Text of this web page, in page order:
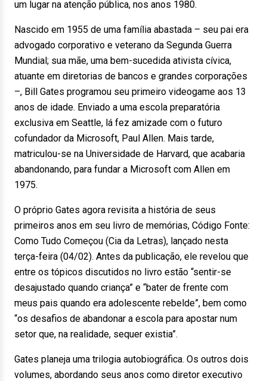
um lugar na atenção pública, nos anos 1980.
Nascido em 1955 de uma família abastada – seu pai era
advogado corporativo e veterano da Segunda Guerra
Mundial; sua mãe, uma bem-sucedida ativista cívica,
atuante em diretorias de bancos e grandes corporações
–, Bill Gates programou seu primeiro videogame aos 13
anos de idade. Enviado a uma escola preparatória
exclusiva em Seattle, lá fez amizade com o futuro
cofundador da Microsoft, Paul Allen. Mais tarde,
matriculou-se na Universidade de Harvard, que acabaria
abandonando, para fundar a Microsoft com Allen em
1975.
O próprio Gates agora revisita a história de seus
primeiros anos em seu livro de memórias, Código Fonte:
Como Tudo Começou (Cia da Letras), lançado nesta
terça-feira (04/02). Antes da publicação, ele revelou que
entre os tópicos discutidos no livro estão “sentir-se
desajustado quando criança” e “bater de frente com
meus pais quando era adolescente rebelde”, bem como
“os desafios de abandonar a escola para apostar num
setor que, na realidade, sequer existia”.
Gates planeja uma trilogia autobiográfica. Os outros dois
volumes, abordando seus anos como diretor executivo